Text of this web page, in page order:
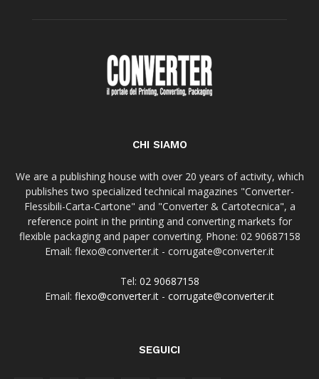
CHI SIAMO
We are a publishing house with over 20 years of activity, which
publishes two specialized technical magazines "Converter-
Flessibili-Carta-Cartone" and "Converter & Cartotecnica", a
reference point in the printing and converting markets for
flexible packaging and paper converting. Phone: 02 90687158
Email: flexo@converter.it - corrugate@converter.it
Tel: 02 90687158
Email: flexo@converter.it - corrugate@converter.it
SEGUICI